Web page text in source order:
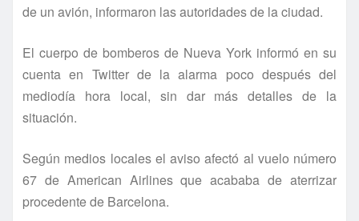
de un avión, informaron las autoridades de la ciudad.
El cuerpo de bomberos de Nueva York informó en su
cuenta en Twitter de la alarma poco después del
mediodí­a hora local, sin dar más detalles de la
situación.
Según medios locales el aviso afectó al vuelo número
67 de American Airlines que acababa de aterrizar
procedente de Barcelona.